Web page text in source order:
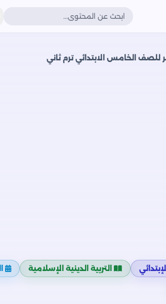
للصف الخامس الابتدائي ترم ثاني
التربية الدينية الإسلامية